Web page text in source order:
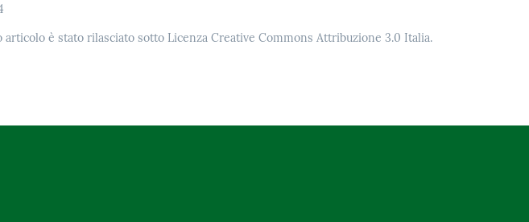
è stato rilasciato sotto Licenza Creative Commons Attribuzione 3.0 Italia.